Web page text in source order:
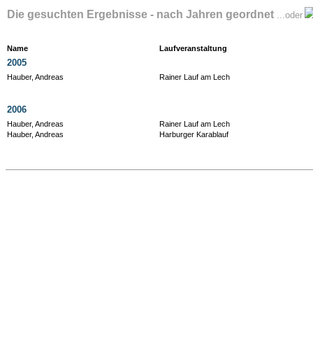
Die gesuchten Ergebnisse - nach Jahren geordnet ...oder
Name Laufveranstaltung
2005
Hauber, Andreas Rainer Lauf am Lech
2006
Hauber, Andreas
Rainer Lauf am Lech
Hauber, Andreas
Harburger Karablauf